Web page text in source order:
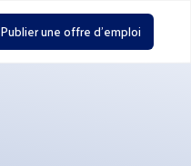
Publier une offre d'emploi